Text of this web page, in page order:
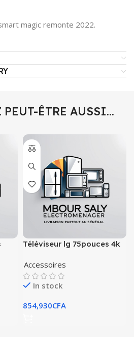
magic remonte 2022.
ÊTRE AUSSI…
Téléviseur lg 75pouces 4k
Accessoires
In stock
854,930CFA